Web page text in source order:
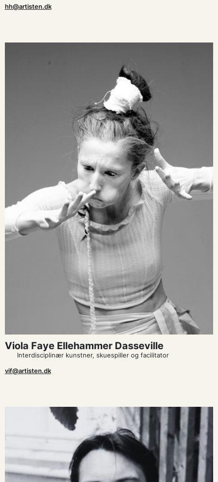
hh@artisten.dk
Viola Faye Ellehammer Dasseville
Interdisciplinær kunstner, skuespiller og facilitator
vif@artisten.dk